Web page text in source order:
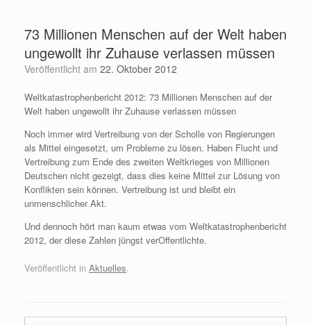
springen73 Millionen Menschen auf der Welt haben
ungewollt ihr Zuhause verlassen müssen
Veröffentlicht am 22. Oktober 2012
Weltkatastrophenbericht 2012: 73 Millionen Menschen auf der
Welt haben ungewollt ihr Zuhause verlassen müssen
Noch immer wird Vertreibung von der Scholle von Regierungen
als Mittel eingesetzt, um Probleme zu lösen. Haben Flucht und
Vertreibung zum Ende des zweiten Weltkrieges von Millionen
Deutschen nicht gezeigt, dass dies keine Mittel zur Lösung von
Konflikten sein können. Vertreibung ist und bleibt ein
unmenschlicher Akt.
Und dennoch hört man kaum etwas vom Weltkatastrophenbericht
2012, der diese Zahlen jüngst verOffentlichte.
Veröffentlicht in Aktuelles.